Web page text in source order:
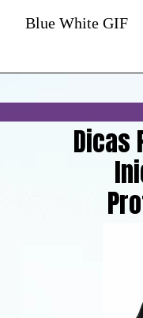
Blue White GIF
Dicas